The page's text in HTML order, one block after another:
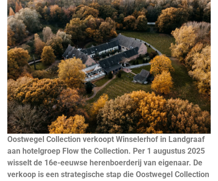
Oostwegel Collection verkoopt Winselerhof in Landgraaf
aan hotelgroep Flow the Collection. Per 1 augustus 2025
wisselt de 16e-eeuwse herenboerderij van eigenaar. De
verkoop is een strategische stap die Oostwegel Collection